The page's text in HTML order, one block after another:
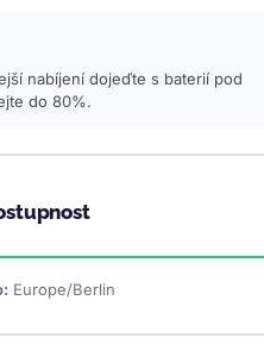
nabíjení dojeďte s baterií pod
do 80%.
Europe/Berlin